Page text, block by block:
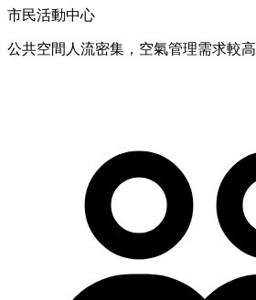
市民活動中心
公共空間人流密集，空氣管理需求較高